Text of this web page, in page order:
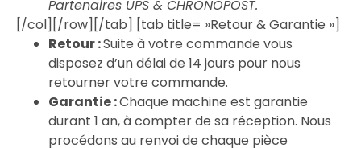
Partenaires UPS & CHRONOPOST.
[/col][/row][/tab] [tab title= »Retour & Garantie »]
Retour :Suite à votre commande vous
disposez d’un délai de 14 jours pour nous
retourner votre commande.
Garantie :Chaque machine est garantie
durant 1 an, à compter de sa réception. Nous
procédons au renvoi de chaque pièce